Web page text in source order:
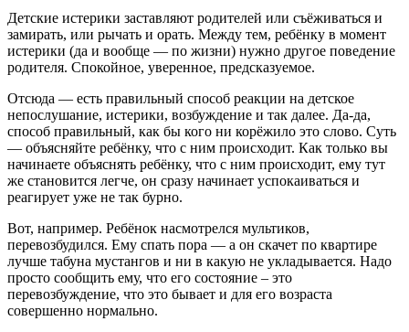
Детские истерики заставляют родителей или съёживаться и
замирать, или рычать и орать. Между тем, ребёнку в момент
истерики (да и вообще — по жизни) нужно другое поведение
родителя. Спокойное, уверенное, предсказуемое.
Отсюда — есть правильный способ реакции на детское
непослушание, истерики, возбуждение и так далее. Да-да,
способ правильный, как бы кого ни корёжило это слово. Суть
— объясняйте ребёнку, что с ним происходит. Как только вы
начинаете объяснять ребёнку, что с ним происходит, ему тут
же становится легче, он сразу начинает успокаиваться и
реагирует уже не так бурно.
Вот, например. Ребёнок насмотрелся мультиков,
перевозбудился. Ему спать пора — а он скачет по квартире
лучше табуна мустангов и ни в какую не укладывается. Надо
просто сообщить ему, что его состояние – это
перевозбуждение, что это бывает и для его возраста
совершенно нормально.